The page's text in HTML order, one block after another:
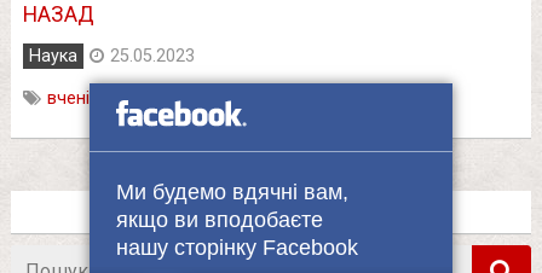
НАЗАД
Наука 25.05.2023
вчені сонце
Ми будемо вдячні вам,
якщо ви вподобаєте
нашу сторінку Facebook